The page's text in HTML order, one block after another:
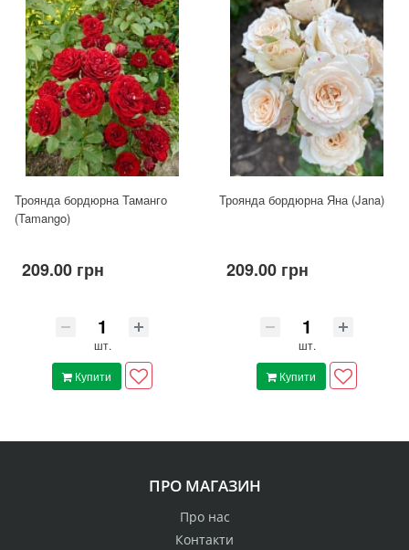
Троянда бордюрна Таманго
(Tamango)
209.00 грн
шт.
Купити
Троянда бордюрна Яна (Jana)
209.00 грн
шт.
Купити
ПРО МАГАЗИН
Про нас
Контакти